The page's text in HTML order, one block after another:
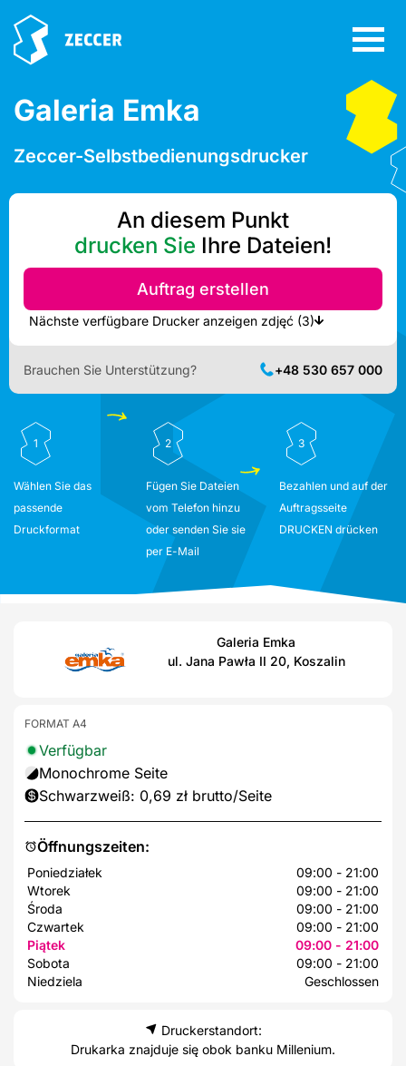
Galeria Emka
Zeccer-Selbstbedienungsdrucker
An diesem Punkt
drucken Sie Ihre Dateien!
Auftrag erstellen
Nächste verfügbare Drucker anzeigen zdjęć (3)
Brauchen Sie Unterstützung? +48 530 657 000
1
Wählen Sie das
passende
Druckformat
2
Fügen Sie Dateien
vom Telefon hinzu
oder senden Sie sie
per E-Mail
3
Bezahlen und auf der
Auftragsseite
DRUCKEN drücken
Galeria Emka
ul. Jana Pawła II 20, Koszalin
Öffnungszeiten:
Poniedziałek
09:00 - 21:00
Wtorek
09:00 - 21:00
Środa
09:00 - 21:00
Czwartek
09:00 - 21:00
Piątek
09:00 - 21:00
Sobota
09:00 - 21:00
Niedziela
Geschlossen
FORMAT A4
Verfügbar
Monochrome Seite
Schwarzweiß: 0,69 zł brutto/Seite
Druckerstandort:
Drukarka znajduje się obok banku Millenium.